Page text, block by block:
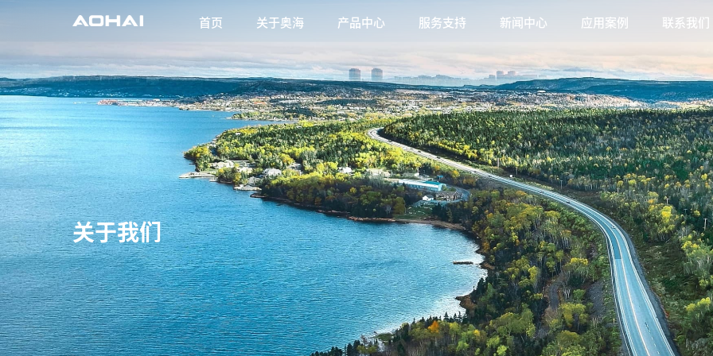
首页 关于奥海 产品中心 服务支持 新闻中心 应用案例 联系我们
关于我们